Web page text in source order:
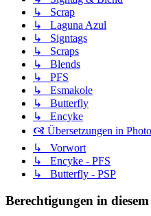
↳ Scrap
↳ Laguna Azul
↳ Signtags
↳ Scraps
↳ Blends
↳ PFS
↳ Esmakole
↳ Butterfly
↳ Encyke
🙧 Übersetzungen in
↳ Vorwort
↳ Encyke - PFS
↳ Butterfly - PSP
Berechtigungen in